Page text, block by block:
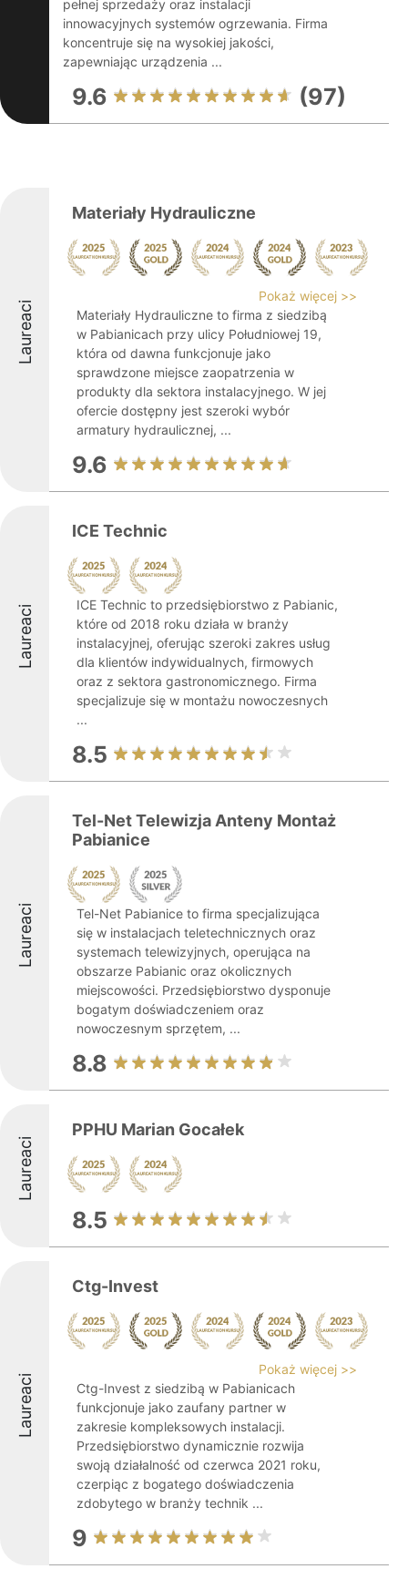
pełnej sprzedaży oraz instalacji
innowacyjnych systemów ogrzewania. Firma
koncentruje się na wysokiej jakości,
zapewniając urządzenia ...
9.6 (97)
Laureaci
Materiały Hydrauliczne
Pokaż więcej >>
Materiały Hydrauliczne to firma z siedzibą
w Pabianicach przy ulicy Południowej 19,
która od dawna funkcjonuje jako
sprawdzone miejsce zaopatrzenia w
produkty dla sektora instalacyjnego. W jej
ofercie dostępny jest szeroki wybór
armatury hydraulicznej, ...
9.6
Laureaci
ICE Technic
ICE Technic to przedsiębiorstwo z Pabianic,
które od 2018 roku działa w branży
instalacyjnej, oferując szeroki zakres usług
dla klientów indywidualnych, firmowych
oraz z sektora gastronomicznego. Firma
specjalizuje się w montażu nowoczesnych
...
8.5
Laureaci
Tel-Net Telewizja Anteny Montaż
Pabianice
Tel-Net Pabianice to firma specjalizująca
się w instalacjach teletechnicznych oraz
systemach telewizyjnych, operująca na
obszarze Pabianic oraz okolicznych
miejscowości. Przedsiębiorstwo dysponuje
bogatym doświadczeniem oraz
nowoczesnym sprzętem, ...
8.8
Laureaci
PPHU Marian Gocałek
8.5
Laureaci
Ctg-Invest
Pokaż więcej >>
Ctg-Invest z siedzibą w Pabianicach
funkcjonuje jako zaufany partner w
zakresie kompleksowych instalacji.
Przedsiębiorstwo dynamicznie rozwija
swoją działalność od czerwca 2021 roku,
czerpiąc z bogatego doświadczenia
zdobytego w branży technik ...
9